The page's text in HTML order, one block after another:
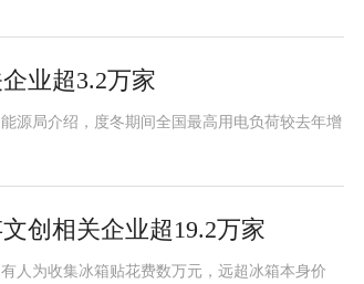
业超3.2万家
源局介绍，度冬期间全国最高用电负荷较去年增
创相关企业超19.2万家
人为收集冰箱贴花费数万元，远超冰箱本身价